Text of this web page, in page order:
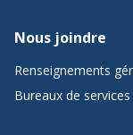
Nous joindre
Renseignements
Bureaux de services